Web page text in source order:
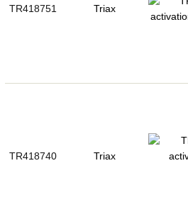
TR418751 Triax
TR418740 Triax